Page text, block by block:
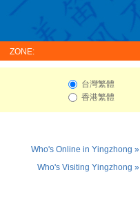
ZONE:
台灣繁體
香港繁體
Who's Online in Yingzhong »
Who's Visiting Yingzhong »